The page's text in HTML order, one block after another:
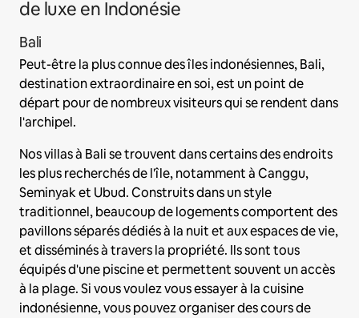
de luxe en Indonésie
Bali
Peut-être la plus connue des îles indonésiennes, Bali,
destination extraordinaire en soi, est un point de
départ pour de nombreux visiteurs qui se rendent dans
l'archipel.
Nos villas à Bali se trouvent dans certains des endroits
les plus recherchés de l'île, notamment à Canggu,
Seminyak et Ubud. Construits dans un style
traditionnel, beaucoup de logements comportent des
pavillons séparés dédiés à la nuit et aux espaces de vie,
et disséminés à travers la propriété. Ils sont tous
équipés d'une piscine et permettent souvent un accès
à la plage. Si vous voulez vous essayer à la cuisine
indonésienne, vous pouvez organiser des cours de